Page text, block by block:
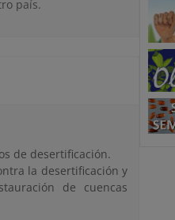
país.
de desertificación.
la desertificación y
de cuencas